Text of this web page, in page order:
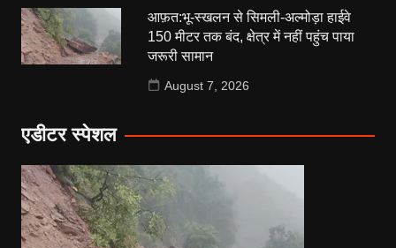
आफ़त:भू-स्खलन से सिमली-अल्मोड़ा हाईवे
150 मीटर तक बंद, क्षेत्र में नहीं पहुंच पाया
जरूरी सामान
August 7, 2026
एडीटर स्पेशल